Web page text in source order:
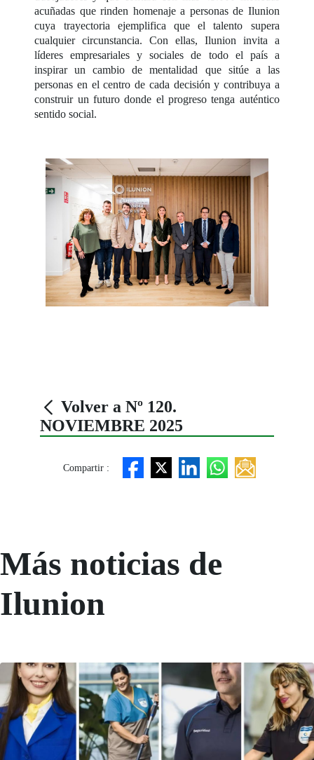
acuñadas que rinden homenaje a personas de Ilunion
cuya trayectoria ejemplifica que el talento supera
cualquier circunstancia. Con ellas, Ilunion invita a
líderes empresariales y sociales de todo el país a
inspirar un cambio de mentalidad que sitúe a las
personas en el centro de cada decisión y contribuya a
construir un futuro donde el progreso tenga auténtico
sentido social.
Volver a Nº 120.
NOVIEMBRE 2025
Compartir :
Más noticias de
Ilunion